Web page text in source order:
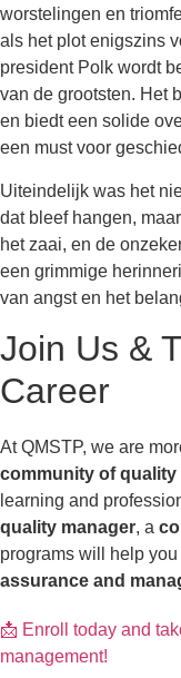
worstelingen en
als het plot enigszins
president Polk wordt
van de grootsten. Het
en biedt een solide
een must voor
Uiteindelijk was het
dat bleef hangen,
het zaai, en de
een grimmige
van angst en het
Join Us &
Career
At QMSTP, we are
community of
learning and
quality manager, a
programs will help
assurance and
📩 Enroll today and
management!